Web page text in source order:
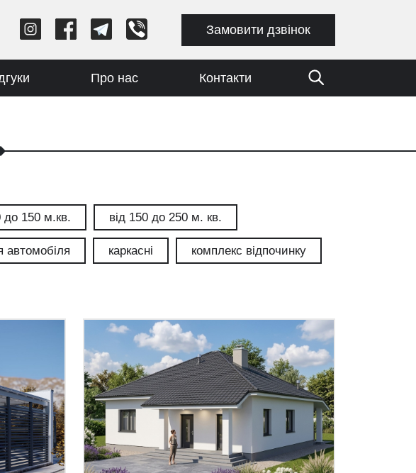
Замовити дзвінок
Про нас Контакти
до 150 м.кв. від 150 до 250 м. кв.
автомобіля каркасні комплекс відпочинку